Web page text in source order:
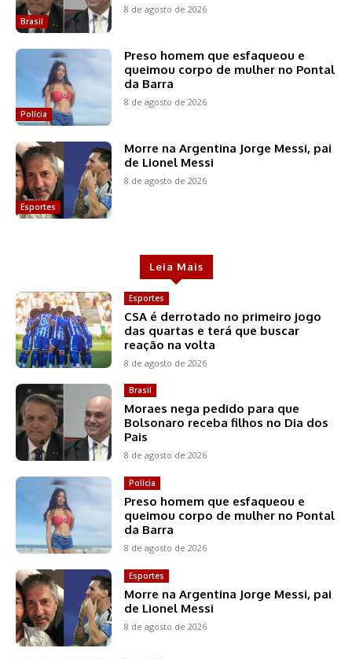
Brasil
8 de agosto de 2026
Polícia
Preso homem que esfaqueou e
queimou corpo de mulher no Pontal
da Barra
8 de agosto de 2026
Esportes
Morre na Argentina Jorge Messi, pai
de Lionel Messi
8 de agosto de 2026
Leia Mais
Esportes
CSA é derrotado no primeiro jogo
das quartas e terá que buscar
reação na volta
8 de agosto de 2026
Brasil
Moraes nega pedido para que
Bolsonaro receba filhos no Dia dos
Pais
8 de agosto de 2026
Polícia
Preso homem que esfaqueou e
queimou corpo de mulher no Pontal
da Barra
8 de agosto de 2026
Esportes
Morre na Argentina Jorge Messi, pai
de Lionel Messi
8 de agosto de 2026